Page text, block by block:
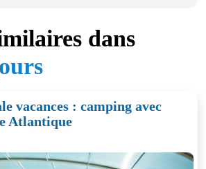
dans
vacances : camping avec
Atlantique